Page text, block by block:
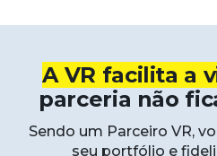
A VR facilita a
parceria não
Sendo um Parceiro VR,
seu portfólio e